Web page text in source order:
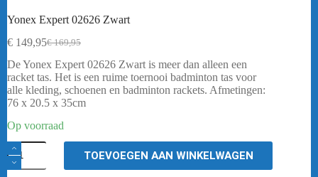
Yonex Expert 02626 Zwart
€169,95
Oorspronkelijke
prijs
was:
€ 169,95.
€ 149,95Huidige
prijs
is:
€ 149,95.
De Yonex Expert 02626 Zwart is meer dan alleen een
racket tas. Het is een ruime toernooi badminton tas voor
alle kleding, schoenen en badminton rackets. Afmetingen:
76 x 20.5 x 35cm
Op voorraad
Yonex
Expert
02626
TOEVOEGEN AAN WINKELWAGEN